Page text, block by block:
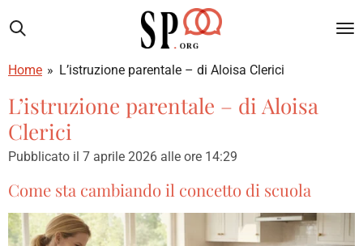
al
principale
Home » L’istruzione parentale – di Aloisa Clerici
L’istruzione parentale – di Aloisa
Clerici
Pubblicato il 7 aprile 2026 alle ore 14:29
Come sta cambiando il concetto di scuola